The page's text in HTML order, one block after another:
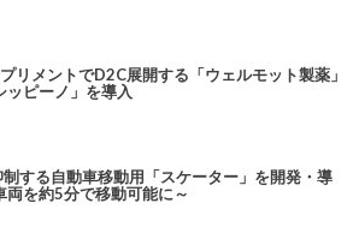
リメントでD2C展開する「ウェルモット製薬」
ッピーノ」を導入
する自動車移動用「スケーター」を開発・導
両を約5分で移動可能に～